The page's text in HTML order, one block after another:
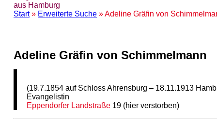
aus Hamburg
Start» Erweiterte Suche » Adeline Gräfin von
Adeline Gräfin von Schimmelmann
(19.7.1854 auf Schloss Ahrensburg – 18.11.1913
Evangelistin
Eppendorfer Landstraße 19 (hier verstorben)